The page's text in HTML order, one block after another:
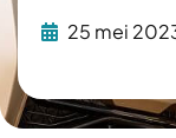
25 mei